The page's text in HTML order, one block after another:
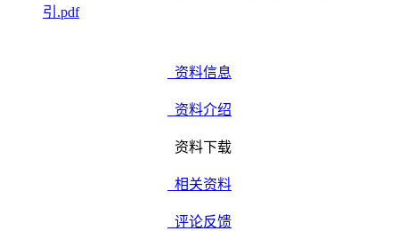
引.pdf
资料信息
资料介绍
资料下载
相关资料
评论反馈